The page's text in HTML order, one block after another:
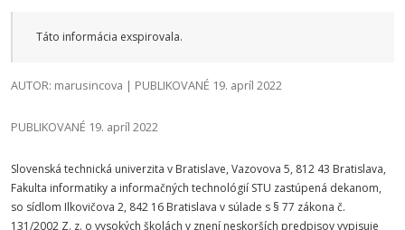
Táto informácia exspirovala.
AUTOR: marusincova | PUBLIKOVANÉ 19. apríl 2022
PUBLIKOVANÉ 19. apríl 2022
Slovenská technická univerzita v Bratislave, Vazovova 5, 812 43 Bratislava,
Fakulta informatiky a informačných technológií STU zastúpená dekanom,
so sídlom Ilkovičova 2, 842 16 Bratislava v súlade s § 77 zákona č.
131/2002 Z. z. o vysokých školách v znení neskorších predpisov vypisuje